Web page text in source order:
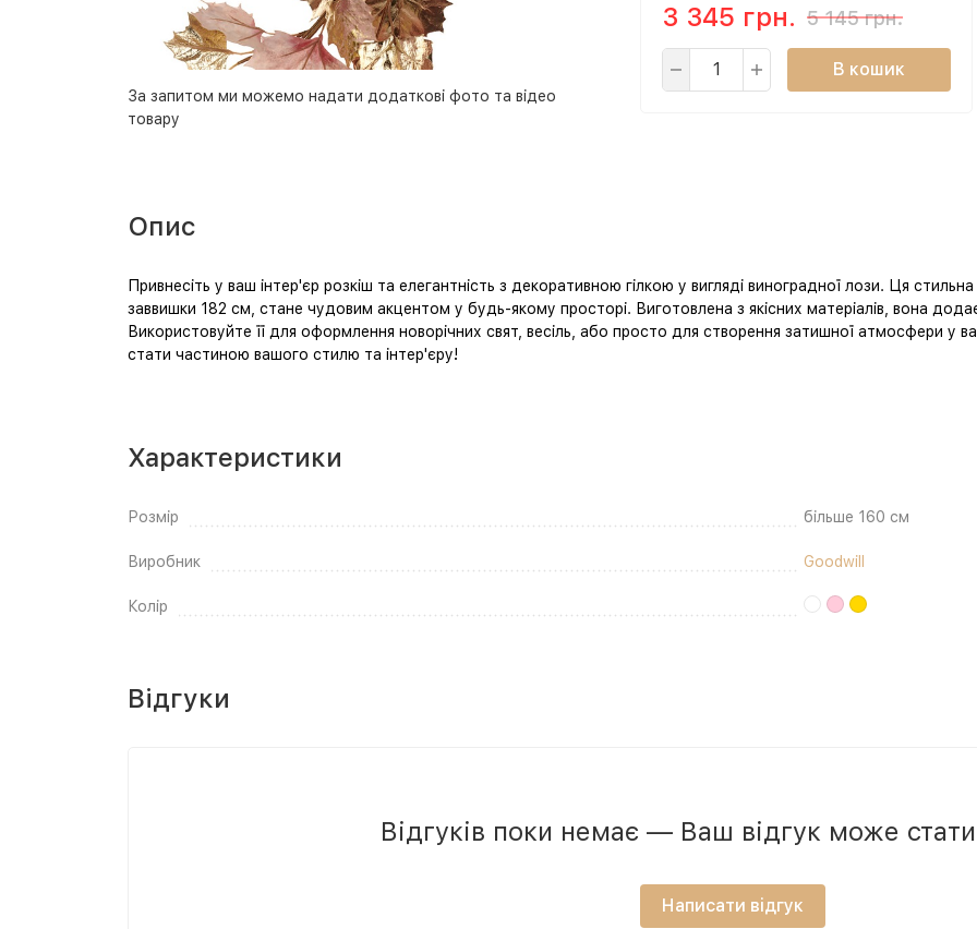
За запитом ми можемо надати додаткові фото та відео
товару
3 345 грн. 5 145 грн.
В кошик
Опис
Привнесіть у ваш інтер'єр розкіш та елегантність з декоративною гілкою у вигляді виноградної лози. Ця
заввишки 182 см, стане чудовим акцентом у будь-якому просторі. Виготовлена з якісних матеріалів, вона
Використовуйте її для оформлення новорічних свят, весіль, або просто для створення затишної атмосфери у
стати частиною вашого стилю та інтер'єру!
Характеристики
Розмір більше 160 см
Виробник Goodwill
Колір
Відгуки
Відгуків поки немає — Ваш відгук може
Написати відгук